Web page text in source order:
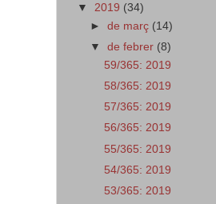
▼ 2019 (34)
►de març (14)
▼de febrer (8)
59/365: 2019
58/365: 2019
57/365: 2019
56/365: 2019
55/365: 2019
54/365: 2019
53/365: 2019